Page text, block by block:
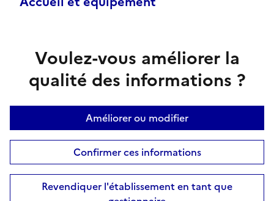
Voulez-vous améliorer la
qualité des informations ?
Améliorer ou modifier
Confirmer ces informations
Revendiquer l'établissement en tant que